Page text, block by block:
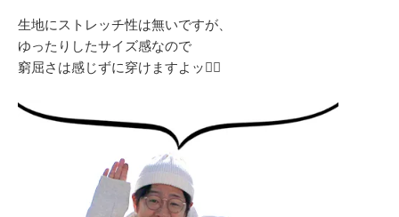
生地にストレッチ性は無いですが、
ゆったりしたサイズ感なので
窮屈さは感じずに穿けますよッ👌🏻